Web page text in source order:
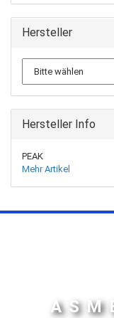
Hersteller
Hersteller Info
PEAK
Mehr Artikel